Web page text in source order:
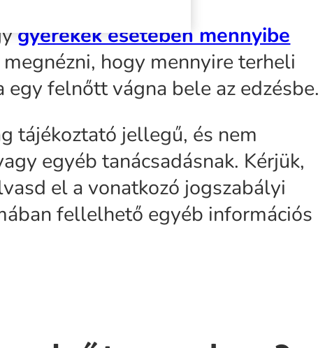
gyerekek esetében mennyibe
megnézni, hogy mennyire terheli
egy felnőtt vágna bele az edzésbe.
tájékoztató jellegű, és nem
egyéb tanácsadásnak. Kérjük,
el a vonatkozó jogszabályi
fellelhető egyéb információs